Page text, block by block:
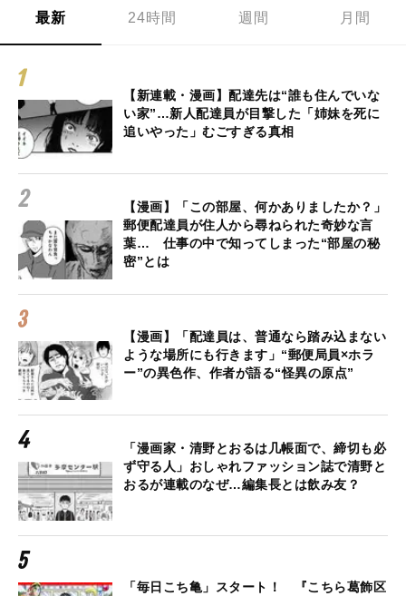
最新 24時間 週間 月間
【新連載・漫画】配達先は“誰も住んでいな
い家”…新人配達員が目撃した「姉妹を死に
追いやった」むごすぎる真相
【漫画】「この部屋、何かありましたか？」
郵便配達員が住人から尋ねられた奇妙な言
葉… 仕事の中で知ってしまった“部屋の秘
密”とは
【漫画】「配達員は、普通なら踏み込まない
ような場所にも行きます」“郵便局員×ホラ
ー”の異色作、作者が語る“怪異の原点”
「漫画家・清野とおるは几帳面で、締切も必
ず守る人」おしゃれファッション誌で清野と
おるが連載のなぜ…編集長とは飲み友？
「毎日こち亀」スタート！ 『こちら葛飾区